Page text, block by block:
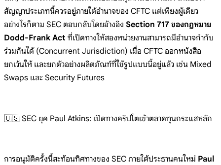
สัญญาประเภทนี้ควรอยู่ภายใต้อำนาจของ CFTC แต่เพียงผู้เดียว
อย่างไรก็ตาม SEC ตอบกลับโดยอ้างอิง Section 717 ของกฎหมาย
Dodd-Frank Act ที่เปิดทางให้สองหน่วยงานสามารถมีอำนาจกำกับ
ร่วมกันได้ (Concurrent Jurisdiction) เมื่อ CFTC ออกหนังสือ
ยกเว้นให้ และยกตัวอย่างผลิตภัณฑ์ที่ใช้รูปแบบนี้อยู่แล้ว เช่น Mixed
Swaps และ Security Futures
🇺🇸 SEC ยุค Paul Atkins: เปิดทางคริปโตเข้าตลาดทุนกระแสหลัก
การอนุมัติครั้งนี้สะท้อนทิศทางของ SEC ภายใต้ประธานคนใหม่ Paul